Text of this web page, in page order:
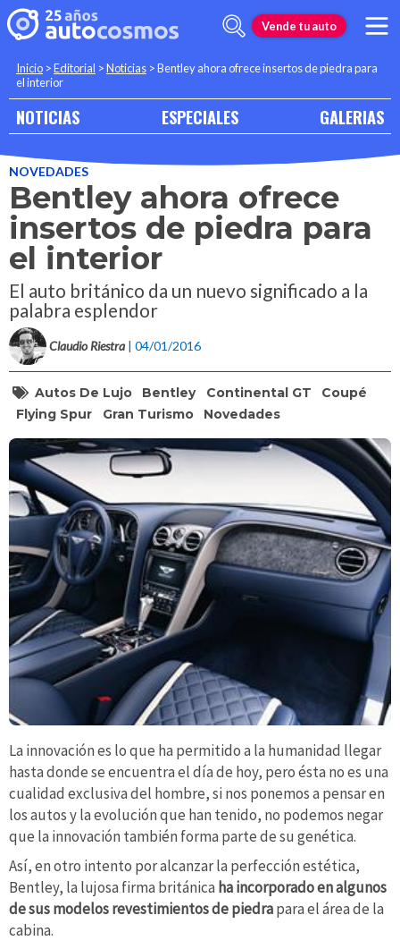
Vende tu auto
Inicio >Editorial >Noticias >Bentley ahora ofrece insertos de piedra para
el interior
NOTICIAS ESPECIALES GALERIAS
NOVEDADES
Bentley ahora ofrece
insertos de piedra para
el interior
El auto británico da un nuevo significado a la
palabra esplendor
Claudio Riestra | 04/01/2016
Autos De Lujo Bentley Continental GT
Coupé
Flying Spur
Gran Turismo Novedades
La innovación es lo que ha permitido a la humanidad llegar
hasta donde se encuentra el día de hoy, pero ésta no es una
cualidad exclusiva del hombre, si nos ponemos a pensar en
los autos y la evolución que han tenido, no podemos negar
que la innovación también forma parte de su genética.
Así, en otro intento por alcanzar la perfección estética,
Bentley, la lujosa firma británica ha incorporado en algunos
de sus modelos revestimientos de piedrapara el área de la
cabina.